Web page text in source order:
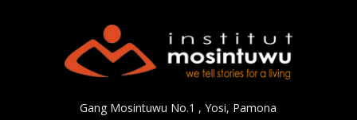
Gang Mosintuwu No.1 , Yosi, Pamona